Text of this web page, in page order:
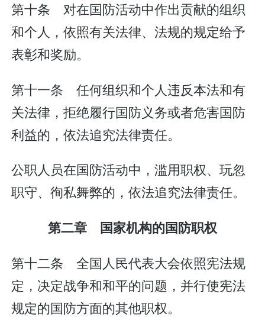
第十条 对在国防活动中作出贡献的组织
和个人，依照有关法律、法规的规定给予
表彰和奖励。
第十一条 任何组织和个人违反本法和有
关法律，拒绝履行国防义务或者危害国防
利益的，依法追究法律责任。
公职人员在国防活动中，滥用职权、玩忽
职守、徇私舞弊的，依法追究法律责任。
第二章 国家机构的国防职权
第十二条 全国人民代表大会依照宪法规
定，决定战争和和平的问题，并行使宪法
规定的国防方面的其他职权。